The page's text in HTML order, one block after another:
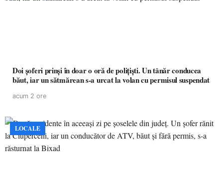
Doi șoferi prinși în doar o oră de polițiști. Un tânăr conducea
băut, iar un sătmărean s-a urcat la volan cu permisul suspendat
acum 2 ore
LOCALE